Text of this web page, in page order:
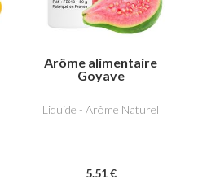
Arôme alimentaire
Goyave
Liquide - Arôme Naturel
5.51 €